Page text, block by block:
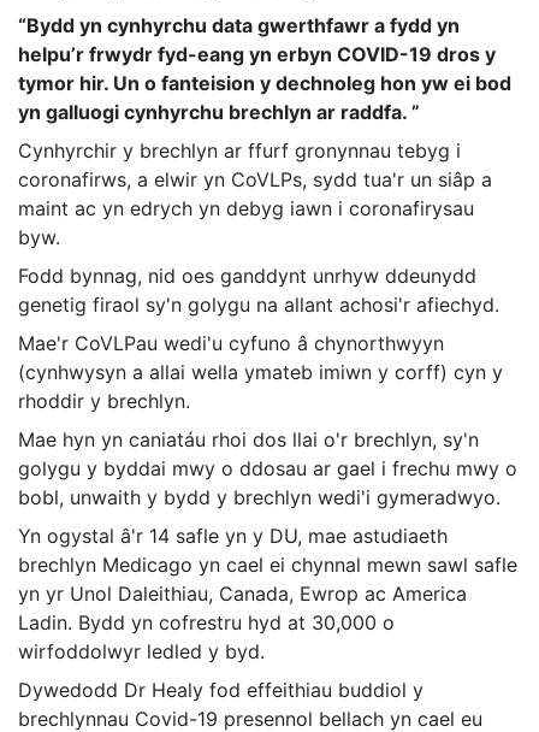
“Bydd yn cynhyrchu data gwerthfawr a fydd yn
helpu’r frwydr fyd-eang yn erbyn COVID-19 dros y
tymor hir. Un o fanteision y dechnoleg hon yw ei bod
yn galluogi cynhyrchu brechlyn ar raddfa. ”
Cynhyrchir y brechlyn ar ffurf gronynnau tebyg i
coronafirws, a elwir yn CoVLPs, sydd tua'r un siâp a
maint ac yn edrych yn debyg iawn i coronafirysau
byw.
Fodd bynnag, nid oes ganddynt unrhyw ddeunydd
genetig firaol sy'n golygu na allant achosi'r afiechyd.
Mae'r CoVLPau wedi'u cyfuno â chynorthwyyn
(cynhwysyn a allai wella ymateb imiwn y corff) cyn y
rhoddir y brechlyn.
Mae hyn yn caniatáu rhoi dos llai o'r brechlyn, sy'n
golygu y byddai mwy o ddosau ar gael i frechu mwy o
bobl, unwaith y bydd y brechlyn wedi'i gymeradwyo.
Yn ogystal â'r 14 safle yn y DU, mae astudiaeth
brechlyn Medicago yn cael ei chynnal mewn sawl safle
yn yr Unol Daleithiau, Canada, Ewrop ac America
Ladin. Bydd yn cofrestru hyd at 30,000 o
wirfoddolwyr ledled y byd.
Dywedodd Dr Healy fod effeithiau buddiol y
brechlynnau Covid-19 presennol bellach yn cael eu